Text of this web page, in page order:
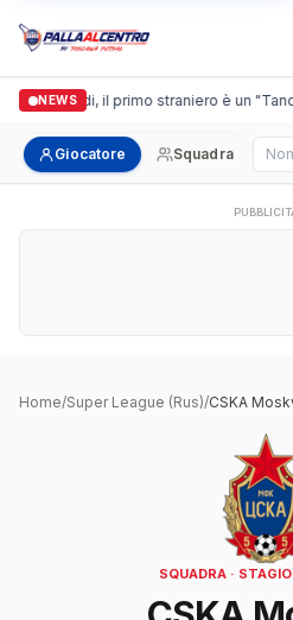
NEWS
Casalguidi, il primo straniero è un
Giocatore Squadra
Home/Super League (Rus)/CSKA
SQUADRA ·